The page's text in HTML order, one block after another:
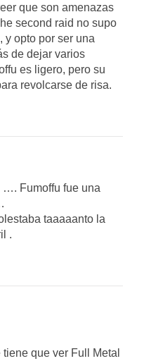
que son amenazas
second raid no supo
y opto por ser una
de dejar varios
es ligero, pero su
revolcarse de risa.
…. Fumoffu fue una
taaaaanto la
.
que ver Full Metal